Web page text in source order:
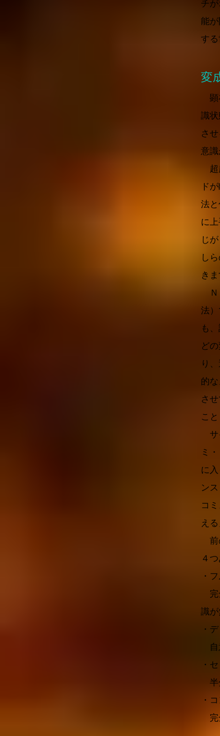
チ
能
す
変
顕
識
さ
意
超
ド
法
に
じ
し
き
Ｎ
法
も
ど
り
的
さ
こ
サ
ミ
に
ン
コ
え
前
４
・
完
識
・
自
・
半
・
完